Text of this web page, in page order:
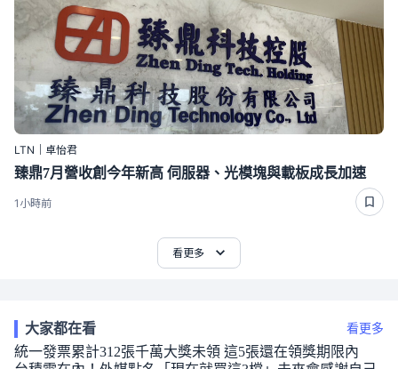
LTN｜卓怡君
臻鼎7月營收創今年新高 伺服器、光模塊與載板成長加速
1小時前
看更多
大家都在看 看更多
統一發票累計312張千萬大獎未領 這5張還在領獎期限內